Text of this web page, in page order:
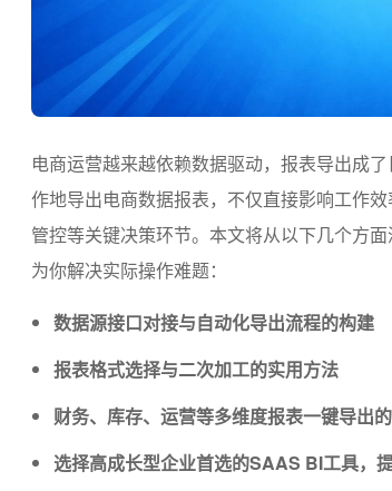
电商运营越来越依赖数据驱动，报表导出成
作地导出电商数据报表，不仅直接影响工作
管控等关键决策环节。本文将从以下几个方
为你解决实际操作难题：
数据源接口对接与自动化导出流程的构建
报表格式选择与二次加工的实用方法
财务、库存、运营等多维度报表一键导出
选择高成长型企业首选的SAAS BI工具，